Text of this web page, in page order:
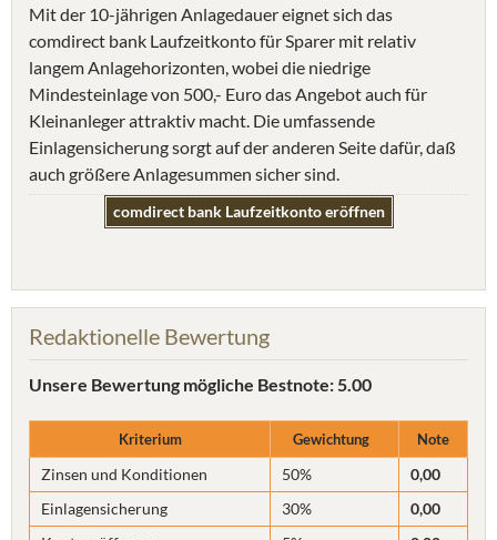
Mit der 10-jährigen Anlagedauer eignet sich das
comdirect bank Laufzeitkonto für Sparer mit relativ
langem Anlagehorizonten, wobei die niedrige
Mindesteinlage von 500,- Euro das Angebot auch für
Kleinanleger attraktiv macht. Die umfassende
Einlagensicherung sorgt auf der anderen Seite dafür, daß
auch größere Anlagesummen sicher sind.
comdirect bank Laufzeitkonto eröffnen
Redaktionelle Bewertung
Unsere Bewertung mögliche Bestnote: 5.00
Kriterium Gewichtung Note
Zinsen und Konditionen 50%
0,00
Einlagensicherung
30%
0,00